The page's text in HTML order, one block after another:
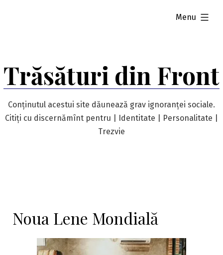
Trăsături din Front
Conținutul acestui site dăunează grav ignoranței sociale.
Citiți cu discernămînt pentru | Identitate | Personalitate |
Trezvie
Menu
expanded
Noua Lene Mondială